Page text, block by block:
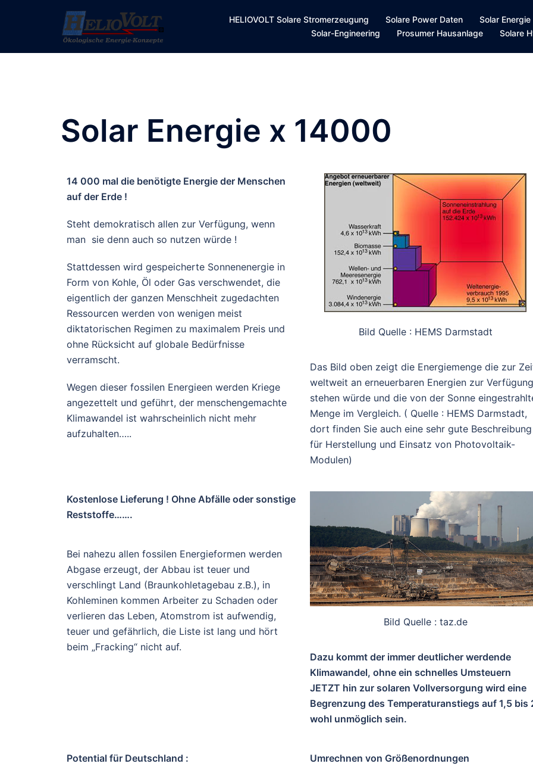
HELIOVOLT Solare Stromerzeugung Solare Power Daten
Solar
Solar-Engineering
Prosumer Hausanlage Solare
Solar Energie x 14000
14 000 mal die benötigte Energie der Menschen
auf der Erde !
Steht demokratisch allen zur Verfügung, wenn
man sie denn auch so nutzen würde !
Stattdessen wird gespeicherte Sonnenenergie in
Form von Kohle, Öl oder Gas verschwendet, die
eigentlich der ganzen Menschheit zugedachten
Ressourcen werden von wenigen meist
diktatorischen Regimen zu maximalem Preis und
ohne Rücksicht auf globale Bedürfnisse
verramscht.
Wegen dieser fossilen Energieen werden Kriege
angezettelt und geführt, der menschengemachte
Klimawandel ist wahrscheinlich nicht mehr
aufzuhalten…..
Bild Quelle : HEMS Darmstadt
Das Bild oben zeigt die Energiemenge die zur
weltweit an erneuerbaren Energien zur Verfügung
stehen würde und die von der Sonne
Menge im Vergleich. ( Quelle : HEMS Darmstadt,
dort finden Sie auch eine sehr gute Beschreibung
für Herstellung und Einsatz von Photovoltaik-
Modulen)
Kostenlose Lieferung ! Ohne Abfälle oder sonstige
Reststoffe…….
Bei nahezu allen fossilen Energieformen werden
Abgase erzeugt, der Abbau ist teuer und
verschlingt Land (Braunkohletagebau z.B.), in
Kohleminen kommen Arbeiter zu Schaden oder
verlieren das Leben, Atomstrom ist aufwendig,
teuer und gefährlich, die Liste ist lang und hört
beim „Fracking“ nicht auf.
Bild Quelle : taz.de
Dazu kommt der immer deutlicher werdende
Klimawandel, ohne ein schnelles Umsteuern
JETZT hin zur solaren Vollversorgung wird eine
Begrenzung des Temperaturanstiegs auf 1,5 bis
wohl unmöglich sein.
Potential für Deutschland : Umrechnen von Größenordnungen